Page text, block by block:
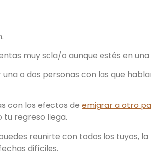
muy sola/o aunque estés en
o dos personas con las que
con los efectos de emigrar a otro
tu regreso llega.
reunirte con todos los tuyos, la
difíciles.